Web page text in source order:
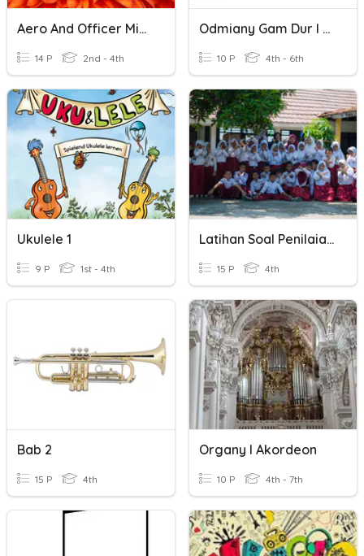
Aero And Officer Mike Spelling
14 P 2nd - 4th
Odmiany Gam Dur I Moll
10 P 4th - 6th
Ukulele 1
9 P 1st - 4th
Latihan Soal Penilaian Akhir Semester 1 Kelas 4
15 P 4th
Bab 2
15 P 4th
Organy I Akordeon
10 P 4th - 7th